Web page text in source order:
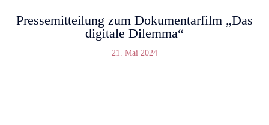
Pressemitteilung zum Dokumentarfilm „Das
digitale Dilemma“
21. Mai 2024